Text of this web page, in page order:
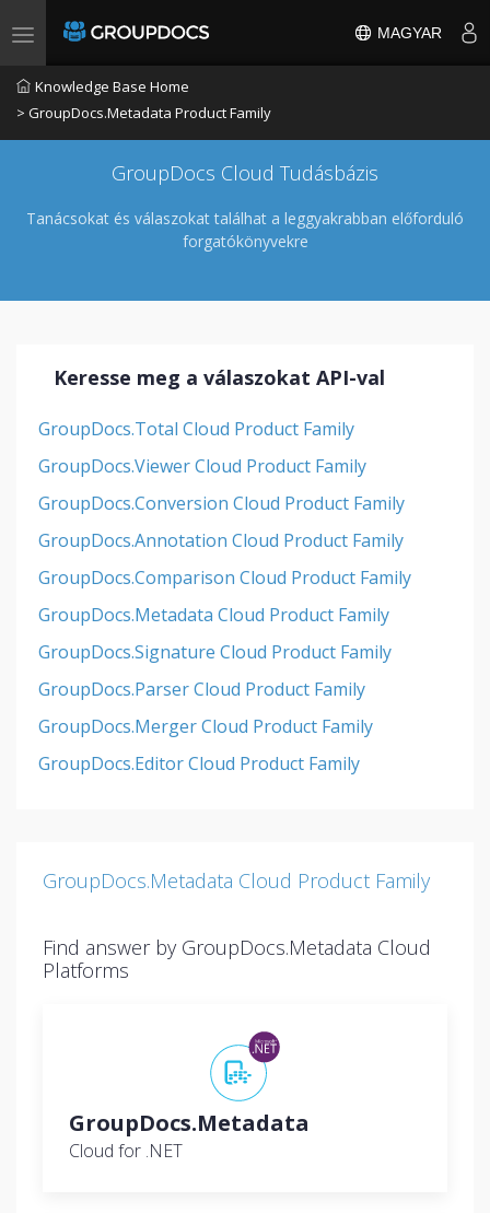
Toggle navigation MAGYAR
Knowledge Base Home
> GroupDocs.Metadata Product Family
GroupDocs Cloud Tudásbázis
Tanácsokat és válaszokat találhat a leggyakrabban előforduló
forgatókönyvekre
Keresse meg a válaszokat API-val
GroupDocs.Total Cloud Product Family
GroupDocs.Viewer Cloud Product Family
GroupDocs.Conversion Cloud Product Family
GroupDocs.Annotation Cloud Product Family
GroupDocs.Comparison Cloud Product Family
GroupDocs.Metadata Cloud Product Family
GroupDocs.Signature Cloud Product Family
GroupDocs.Parser Cloud Product Family
GroupDocs.Merger Cloud Product Family
GroupDocs.Editor Cloud Product Family
GroupDocs.Metadata Cloud Product Family
Find answer by GroupDocs.Metadata Cloud
Platforms
GroupDocs.Metadata
Cloud for .NET